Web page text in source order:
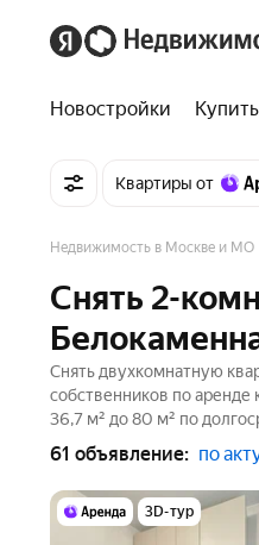
Новостройки Купить
Квартиры от
Недвижимость в Москве и МО
Снять 2-
Снять двухкомнатную
собственников по
36,7 м² до 80 м² по
61 объявление: по
3D-тур